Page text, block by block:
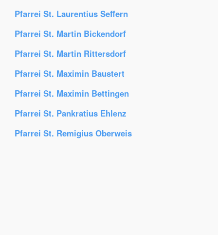
Pfarrei St. Laurentius Seffern
Pfarrei St. Martin Bickendorf
Pfarrei St. Martin Rittersdorf
Pfarrei St. Maximin Baustert
Pfarrei St. Maximin Bettingen
Pfarrei St. Pankratius Ehlenz
Pfarrei St. Remigius Oberweis